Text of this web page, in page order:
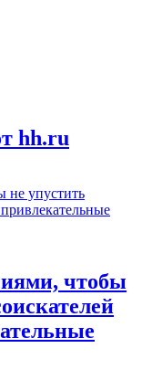
hh.ru
чтобы